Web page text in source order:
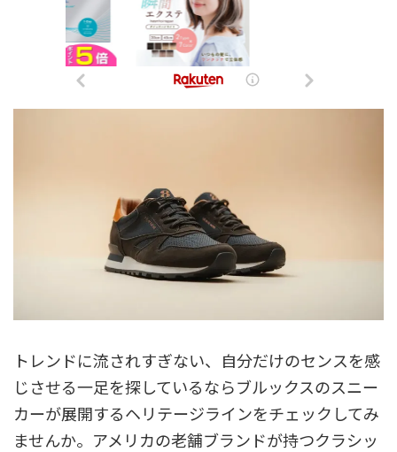
トレンドに流されすぎない、自分だけのセンスを感
じさせる一足を探しているならブルックスのスニー
カーが展開するヘリテージラインをチェックしてみ
ませんか。アメリカの老舗ブランドが持つクラシッ